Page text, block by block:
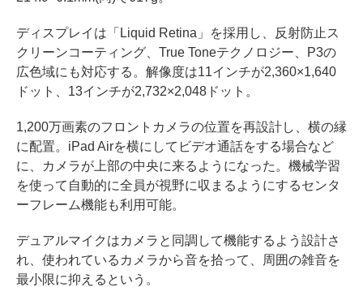
ディスプレイは「Liquid Retina」を採用し、反射防止ス
クリーンコーティング、True Toneテクノロジー、P3の
広色域にも対応する。解像度は11インチが2,360×1,640
ドット、13インチが2,732×2,048ドット。
1,200万画素のフロントカメラの位置を再設計し、横の縁
に配置。iPad Airを横にしてビデオ通話をする場合など
に、カメラが上部の中央に来るようになった。機械学習
を使って自動的に全員が視野に収まるようにするセンタ
ーフレーム機能も利用可能。
デュアルマイクはカメラと同調して機能するよう設計さ
れ、使われているカメラから音を拾って、周囲の雑音を
最小限に抑えるという。